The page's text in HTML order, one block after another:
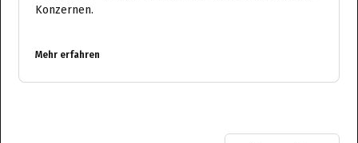
Konzernen.
Mehr erfahren